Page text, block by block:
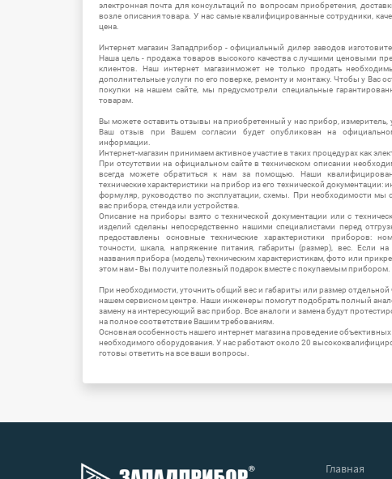
электронная почта для консультаций по вопросам приобретения,
возле описания товара. У нас самые квалифицированные сотрудники,
цена.
Интернет магазин Западприбор - официальный дилер заводов
Наша цель - продажа товаров высокого качества с лучшими ценовыми
клиентов. Наш интернет магазинможет не только продать
дополнительные услуги по его поверке, ремонту и монтажу. Чтобы у Вас
покупки на нашем сайте, мы предусмотрели специальные
товарам.
Вы можете оставить отзывы на приобретенный у нас прибор, измеритель,
Ваш отзыв при Вашем согласии будет опубликован на
информации.
Интернет-магазин принимаем активное участие в таких процедурах как
При отсутствии на официальном сайте в техническом описании
всегда можете обратиться к нам за помощью. Наши
технические характеристики на прибор из его технической документации:
формуляр, руководство по эксплуатации, схемы. При необходимости мы
вас прибора, стенда или устройства.
Описание на приборы взято с технической документации или с
изделий сделаны непосредственно нашими специалистами перед
предоставлены основные технические характеристики приборов:
точности, шкала, напряжение питания, габариты (размер), вес. Если
названия прибора (модель) техническим характеристикам, фото или
этом нам - Вы получите полезный подарок вместе с покупаемым прибором.
При необходимости, уточнить общий вес и габариты или размер
нашем сервисном центре. Наши инженеры помогут подобрать полный
замену на интересующий вас прибор. Все аналоги и замена будут
на полное соответствие Вашим требованиям.
Основная особенность нашего интернет магазина проведение
необходимого оборудования. У нас работают около 20
готовы ответить на все ваши вопросы.
Главная